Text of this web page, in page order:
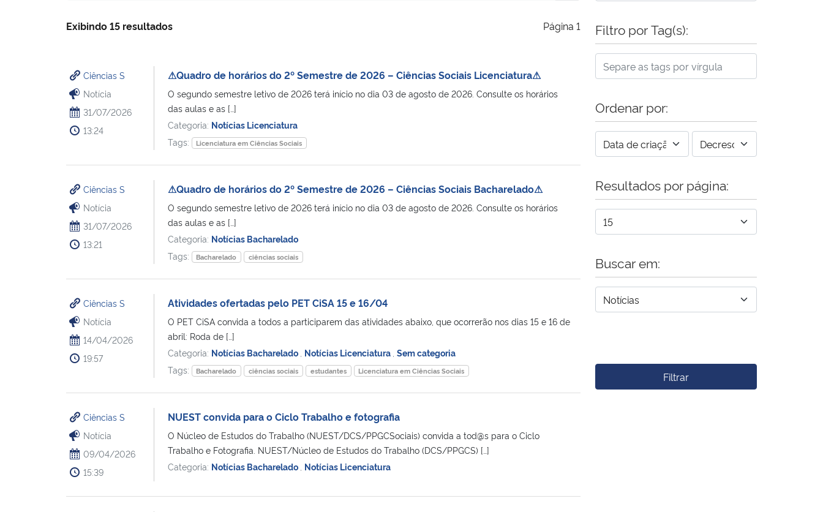
Exibindo 15 resultados Página 1
Ciências S
Notícia
31/07/2026
13:24
⚠Quadro de horários do 2º Semestre de 2026 – Ciências Sociais Licenciatura⚠
O segundo semestre letivo de 2026 terá início no dia 03 de agosto de 2026. Consulte os horários
das aulas e as […]
Categoria: Notícias Licenciatura
Tags:
Licenciatura em Ciências Sociais
Ciências S
Notícia
31/07/2026
13:21
⚠Quadro de horários do 2º Semestre de 2026 – Ciências Sociais Bacharelado⚠
O segundo semestre letivo de 2026 terá início no dia 03 de agosto de 2026. Consulte os horários
das aulas e as […]
Categoria: Notícias Bacharelado
Tags:
Bacharelado ciências sociais
Ciências S
Notícia
14/04/2026
19:57
Atividades ofertadas pelo PET CiSA 15 e 16/04
O PET CiSA convida a todos a participarem das atividades abaixo, que ocorrerão nos dias 15 e 16 de
abril: Roda de […]
Categoria: Notícias Bacharelado Notícias Licenciatura Sem categoria
Tags:
Bacharelado ciências sociais estudantes Licenciatura em Ciências Sociais
Ciências S
Notícia
09/04/2026
15:39
NUEST convida para o Ciclo Trabalho e fotografia
O Núcleo de Estudos do Trabalho (NUEST/DCS/PPGCSociais) convida a tod@s para o Ciclo
Trabalho e Fotografia. NUEST/Núcleo de Estudos do Trabalho (DCS/PPGCS) […]
Categoria: Notícias Bacharelado Notícias Licenciatura
Filtro por Tag(s):
Ordenar por:
Resultados por página:
Buscar em:
Filtrar